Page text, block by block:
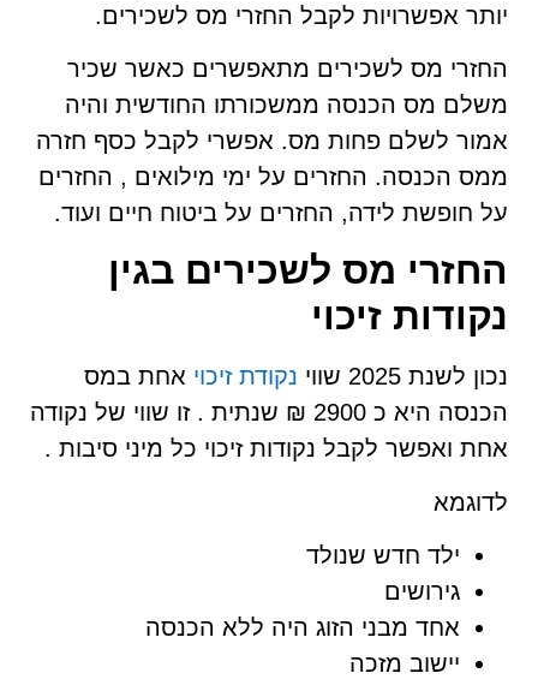
יותר אפשרויות לקבל החזרי מס לשכירים.
החזרי מס לשכירים מתאפשרים כאשר שכיר
משלם מס הכנסה ממשכורתו החודשית והיה
אמור לשלם פחות מס. אפשרי לקבל כסף חזרה
ממס הכנסה. החזרים על ימי מילואים , החזרים
על חופשת לידה, החזרים על ביטוח חיים ועוד.
החזרי מס לשכירים בגין
נקודות זיכוי
נכון לשנת 2025 שווי נקודת זיכוי אחת במס
הכנסה היא כ 2900 ₪ שנתית . זו שווי של נקודה
אחת ואפשר לקבל נקודות זיכוי כל מיני סיבות .
לדוגמא
ילד חדש שנולד
גירושים
אחד מבני הזוג היה ללא הכנסה
יישוב מזכה